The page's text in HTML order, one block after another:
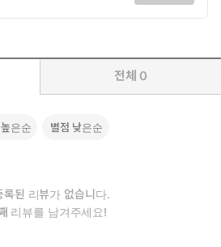
전체 0
은순 별점 낮은순
록된 리뷰가 없습니다.
리뷰를 남겨주세요!